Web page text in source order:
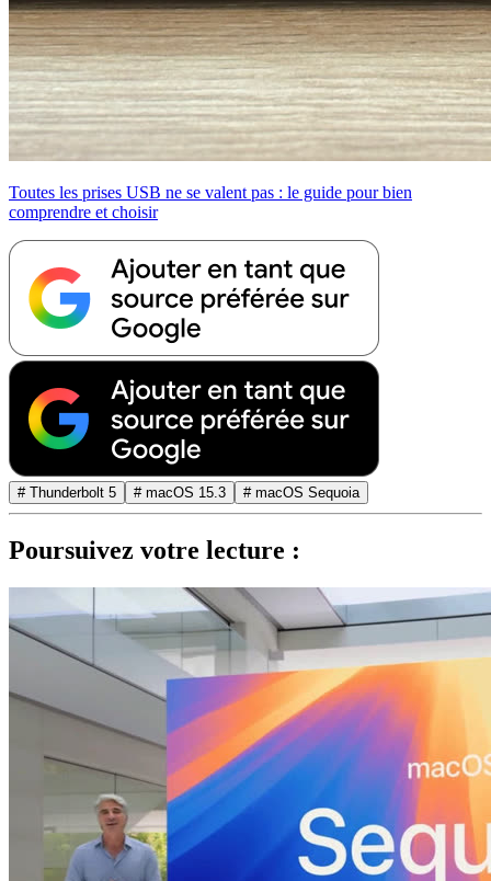
Toutes les prises USB ne se valent pas : le guide pour bien
comprendre et choisir
# Thunderbolt 5 # macOS 15.3 # macOS Sequoia
Poursuivez votre lecture :